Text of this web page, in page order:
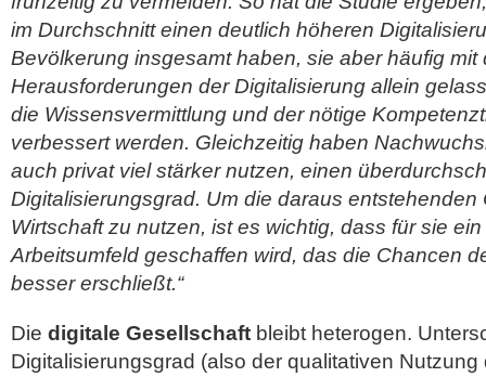
im Durchschnitt einen deutlich höheren
Bevölkerung insgesamt haben, sie aber häufig mit
Herausforderungen der Digitalisierung allein
die Wissensvermittlung und der nötige
verbessert werden. Gleichzeitig haben
auch privat viel stärker nutzen, einen
Digitalisierungsgrad. Um die daraus entstehenden
Wirtschaft zu nutzen, ist es wichtig, dass für sie
Arbeitsumfeld geschaffen wird, das die Chancen
besser erschließt.“
Die digitale Gesellschaft bleibt heterogen.
Digitalisierungsgrad (also der qualitativen